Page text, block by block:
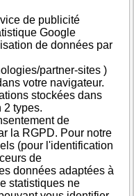
disponibles
de publicité
Google
de données par
partner-sites )
votre navigateur.
stockées dans
2 types.
de
la RGPD. Pour notre
(pour l'identification
de
données adaptées à
statistiques ne